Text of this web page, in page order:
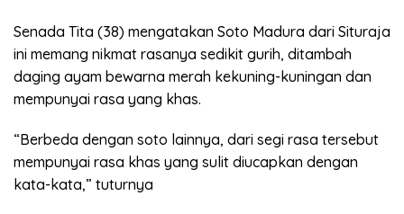
Senada Tita (38) mengatakan Soto Madura dari Situraja
ini memang nikmat rasanya sedikit gurih, ditambah
daging ayam bewarna merah kekuning-kuningan dan
mempunyai rasa yang khas.
“Berbeda dengan soto lainnya, dari segi rasa tersebut
mempunyai rasa khas yang sulit diucapkan dengan
kata-kata,” tuturnya